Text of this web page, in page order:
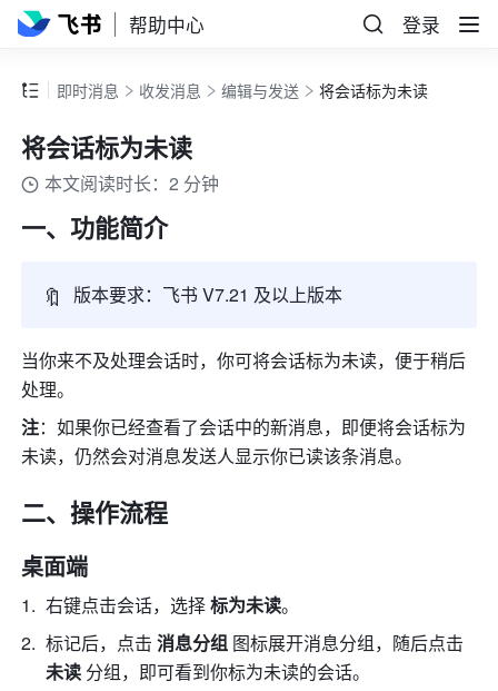
帮助中心 登录
即时消息 收发消息 编辑与发送 将会话标为未读
将会话标为未读
本文阅读时长：2 分钟
一、功能简介
🔖 版本要求：飞书 V7.21 及以上版本
当你来不及处理会话时，你可将会话标为未读，便于稍后
处理。
注：如果你已经查看了会话中的新消息，即便将会话标为
未读，仍然会对消息发送人显示你已读该条消息。
二、操作流程
桌面端
右键点击会话，选择 标为未读。
标记后，点击 消息分组
未读 分组，即可看到你标为未读的会话。